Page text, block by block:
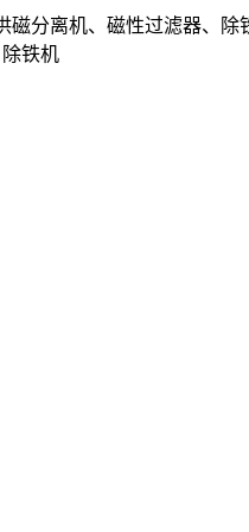
分离机、磁性过滤器、除
铁机